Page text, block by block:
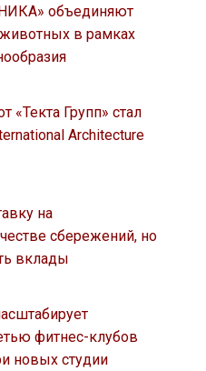
объединяют
в рамках
«Текта Групп» стал
Architecture
на
сбережений, но
вклады
фитнес-клубов
новых студии